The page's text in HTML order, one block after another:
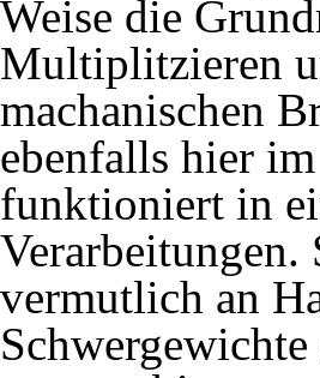
Weise die
Multiplitzieren
machanischen
ebenfalls hier
funktioniert in
vermutlich an